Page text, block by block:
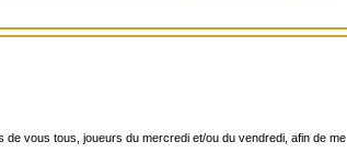
vous tous, joueurs du mercredi et/ou du vendredi, afin de me